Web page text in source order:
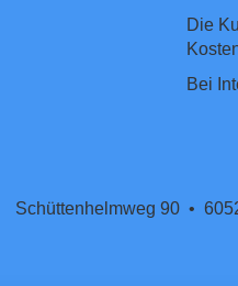
Die
Bei
Schüttenhelmweg 90 •